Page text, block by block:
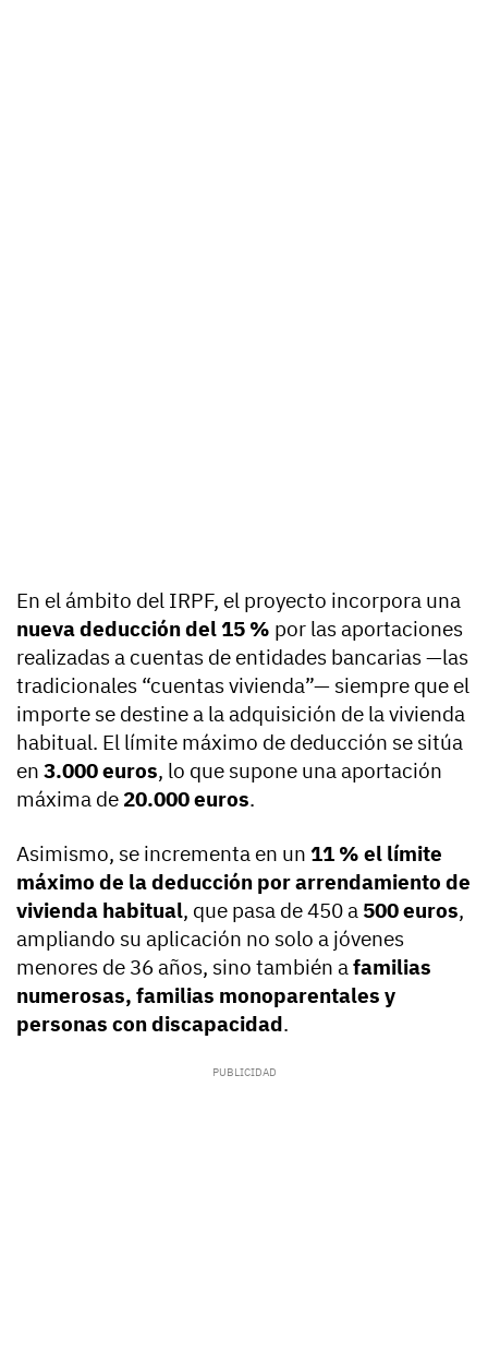
En el ámbito del IRPF, el proyecto incorpora una
nueva deducción del 15 % por las aportaciones
realizadas a cuentas de entidades bancarias —las
tradicionales “cuentas vivienda”— siempre que el
importe se destine a la adquisición de la vivienda
habitual. El límite máximo de deducción se sitúa
en 3.000 euros, lo que supone una aportación
máxima de 20.000 euros.
Asimismo, se incrementa en un 11 % el límite
máximo de la deducción por arrendamiento de
vivienda habitual, que pasa de 450 a 500 euros,
ampliando su aplicación no solo a jóvenes
menores de 36 años, sino también afamilias
numerosas, familias monoparentales y
personas con discapacidad.